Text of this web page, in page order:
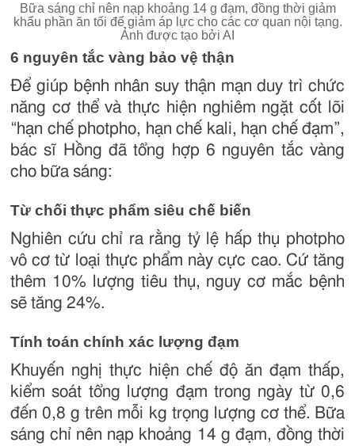
Bữa sáng chỉ nên nạp khoảng 14 g đạm, đồng thời giảm
khẩu phần ăn tối để giảm áp lực cho các cơ quan nội tạng.
Ảnh được tạo bởi AI
6 nguyên tắc vàng bảo vệ thận
Để giúp bệnh nhân suy thận mạn duy trì chức
năng cơ thể và thực hiện nghiêm ngặt cốt lõi
“hạn chế photpho, hạn chế kali, hạn chế đạm”,
bác sĩ Hồng đã tổng hợp 6 nguyên tắc vàng
cho bữa sáng:
Từ chối thực phẩm siêu chế biến
Nghiên cứu chỉ ra rằng tỷ lệ hấp thụ photpho
vô cơ từ loại thực phẩm này cực cao. Cứ tăng
thêm 10% lượng tiêu thụ, nguy cơ mắc bệnh
sẽ tăng 24%.
Tính toán chính xác lượng đạm
Khuyến nghị thực hiện chế độ ăn đạm thấp,
kiểm soát tổng lượng đạm trong ngày từ 0,6
đến 0,8 g trên mỗi kg trọng lượng cơ thể. Bữa
sáng chỉ nên nạp khoảng 14 g đạm, đồng thời